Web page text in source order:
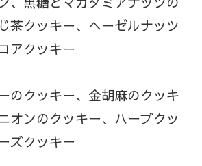
茶クッキー、ヘーゼルナッツ
アクッキー
のクッキー、金胡麻のクッキ
オンのクッキー、ハーブクッ
ズクッキー